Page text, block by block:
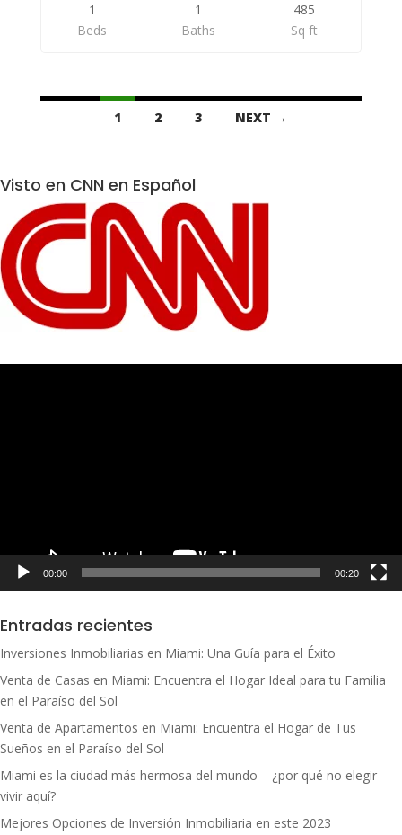
1
Beds
1
Baths
485
Sq ft
Listings
1 2 3 NEXT →
Visto en CNN en Español
00:00 00:20
Entradas recientes
Inversiones Inmobiliarias en Miami: Una Guía para el Éxito
Venta de Casas en Miami: Encuentra el Hogar Ideal para tu Familia
en el Paraíso del Sol
Venta de Apartamentos en Miami: Encuentra el Hogar de Tus
Sueños en el Paraíso del Sol
Miami es la ciudad más hermosa del mundo – ¿por qué no elegir
vivir aquí?
Mejores Opciones de Inversión Inmobiliaria en este 2023